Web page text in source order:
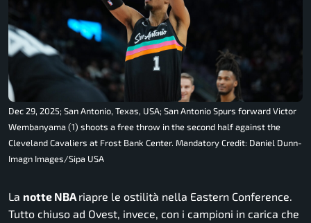
Dec 29, 2025; San Antonio, Texas, USA; San Antonio Spurs forward Victor
Wembanyama (1) shoots a free throw in the second half against the
Cleveland Cavaliers at Frost Bank Center. Mandatory Credit: Daniel Dunn-
Imagn Images/Sipa USA
La notte NBA riapre le ostilità nella Eastern Conference.
Tutto chiuso ad Ovest, invece, con i campioni in carica che